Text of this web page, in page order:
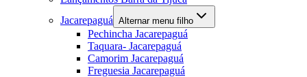
Jacarepaguá Alternar menu filho
Pechincha Jacarepaguá
Taquara- Jacarepaguá
Camorim Jacarepaguá
Freguesia Jacarepaguá